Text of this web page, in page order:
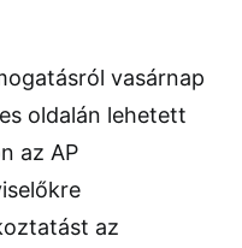
vasárnap
oldalán lehetett
az AP
az